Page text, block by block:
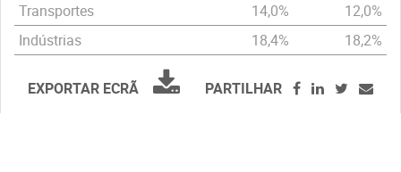
Transportes
14,0%
12,0%
Indústrias
18,4% 18,2%
EXPORTAR ECRÃ PARTILHAR